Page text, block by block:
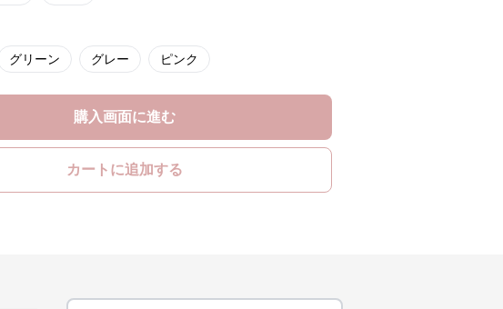
グリーン グレー ピンク
購入画面に進む
カートに追加する